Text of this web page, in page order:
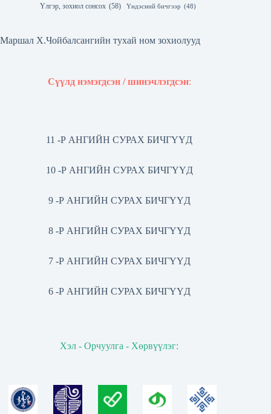
Үлгэр, зохиол сонсох (58) Үндэсний бичгээр (48)
Маршал Х.Чойбалсангийн тухай ном зохиолууд
Сүүлд нэмэгдсэн / шинэчлэгдсэн:
11 -Р АНГИЙН СУРАХ БИЧГҮҮД
10 -Р АНГИЙН СУРАХ БИЧГҮҮД
9 -Р АНГИЙН СУРАХ БИЧГҮҮД
8 -Р АНГИЙН СУРАХ БИЧГҮҮД
7 -Р АНГИЙН СУРАХ БИЧГҮҮД
6 -Р АНГИЙН СУРАХ БИЧГҮҮД
Хэл - Орчуулга - Хөрвүүлэг: